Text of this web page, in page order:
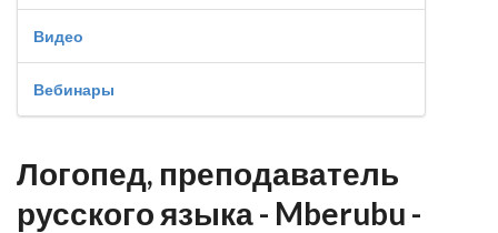
Видео
Вебинары
Логопед, преподаватель
русского языка - Mberubu -